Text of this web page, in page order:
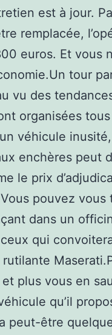
est à jour.
remplacée,
euros. Et vous
tour
vu des
organisées
véhicule
enchères peut
le prix
pouvez vous
dans un
qui
plus vous en
qu’il
peut-être